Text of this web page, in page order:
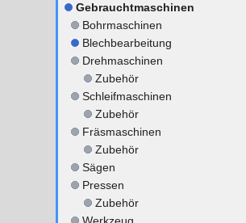
Gebrauchtmaschinen
Bohrmaschinen
Blechbearbeitung
Drehmaschinen
Zubehör
Schleifmaschinen
Zubehör
Fräsmaschinen
Zubehör
Sägen
Pressen
Zubehör